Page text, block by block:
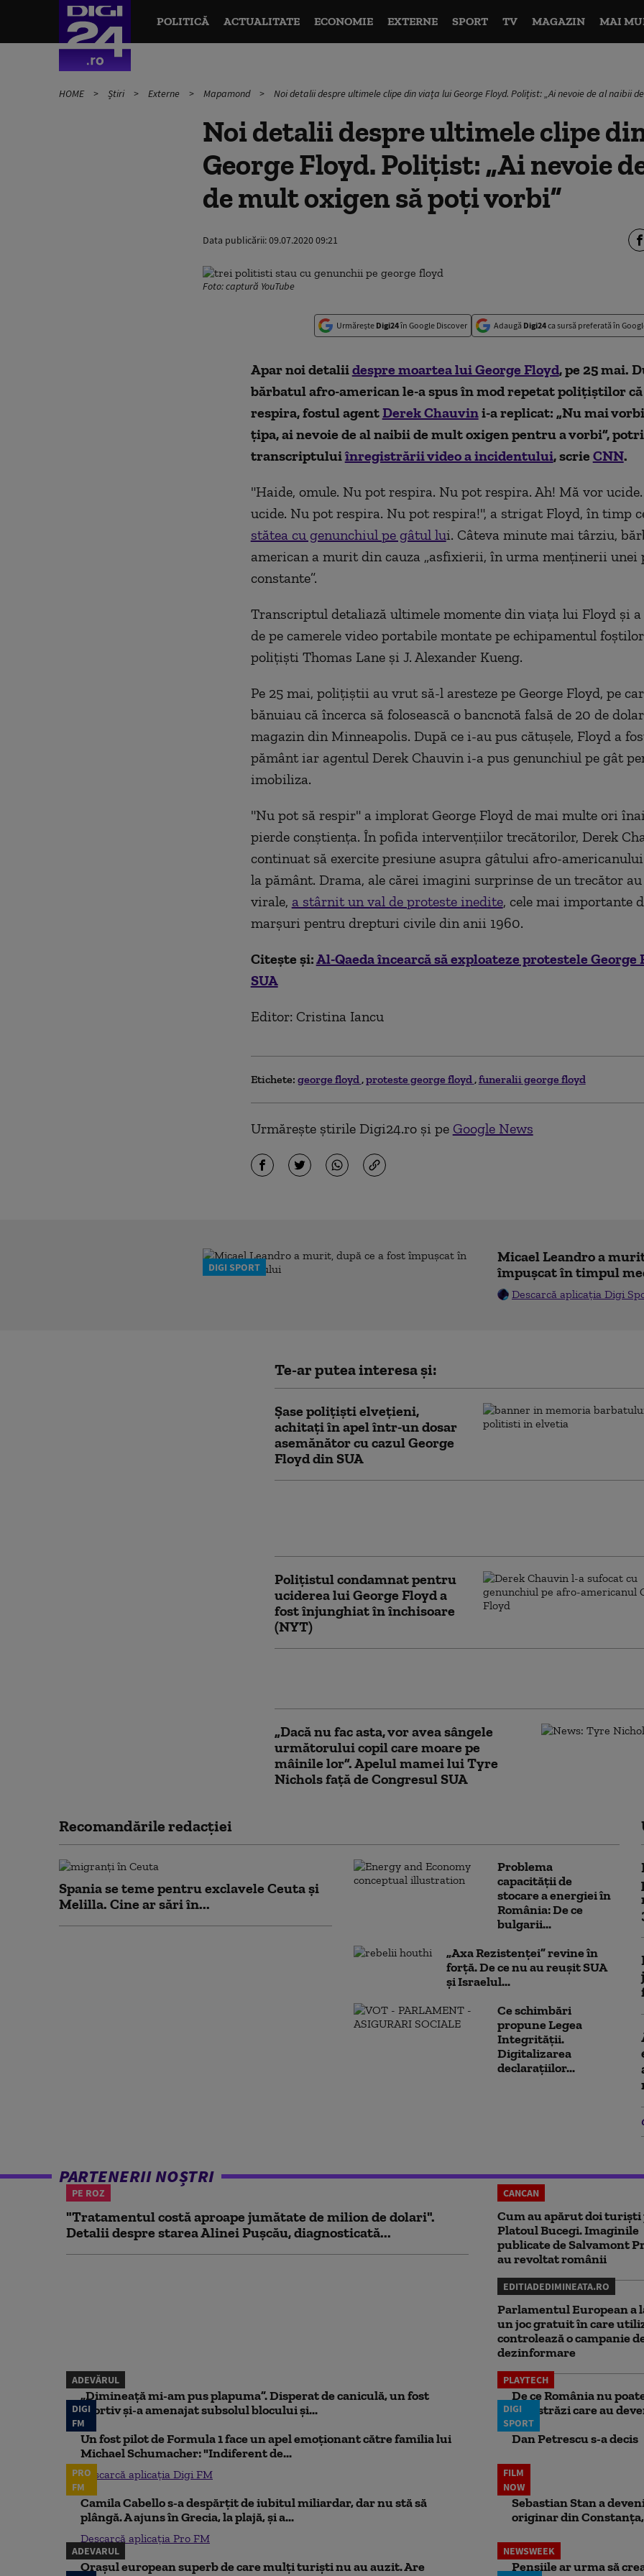
POLITICĂ ACTUALITATE ECONOMIE EXTERNE SPORT TV MAGAZIN MAI
HOME Știri Externe Mapamond Noi detalii despre ultimele clipe din viața lui George Floyd. Polițist: „Ai nevoie de al naibii
Noi detalii despre ultimele clipe
George Floyd. Polițist: „Ai nevoie
de mult oxigen să poți vorbi”
Data publicării:09.07.2020 09:21
Foto: captură YouTube
Urmărește Digi24în Google Discover Adaugă Digi24ca sursă preferată în
Apar noi detaliidespre moartea lui George Floyd, pe 25 mai.
bărbatul afro-american le-a spus în mod repetat polițiștilor
respira, fostul agentDerek Chauvini-a replicat: „Nu mai
țipa, ai nevoie de al naibii de mult oxigen pentru a vorbi”,
transcriptuluiînregistrării video a incidentului, scrie CNN.
"Haide, omule. Nu pot respira. Nu pot respira. Ah! Mă vor
ucide. Nu pot respira. Nu pot respira!", a strigat Floyd, în timp
stătea cu genunchiul pe gâtul lui. Câteva minute mai târziu,
american a murit din cauza „asfixierii, în urma menținerii unei
constante”.
Transcriptul detaliază ultimele momente din viața lui Floyd și
de pe camerele video portabile montate pe echipamentul foștilor
polițiști Thomas Lane și J. Alexander Kueng.
Pe 25 mai, poliţiştii au vrut să-l aresteze pe George Floyd, pe
bănuiau că încerca să folosească o bancnotă falsă de 20 de
magazin din Minneapolis. După ce i-au pus cătuşele, Floyd a
pământ iar agentul Derek Chauvin i-a pus genunchiul pe gât
imobiliza.
"Nu pot să respir" a implorat George Floyd de mai multe ori
pierde conştienţa. În pofida intervenţiilor trecătorilor, Derek
continuat să exercite presiune asupra gâtului afro-
la pământ. Drama, ale cărei imagini surprinse de un trecător
virale, a stârnit un val de proteste inedite, cele mai importante
marşuri pentru drepturi civile din anii 1960.
Citește și:Al-Qaeda încearcă să exploateze protestele George
SUA
Editor: Cristina Iancu
Etichete: george floyd proteste george floyd funeralii george floyd
Urmărește știrile Digi24.ro și pe Google News
DIGI SPORT
Micael Leandro a
împușcat în timpul
Descarcă aplicația Digi
Te-ar putea interesa și:
Şase poliţişti elvețieni,
achitaţi în apel într-un dosar
asemănător cu cazul George
Floyd din SUA
Poliţistul condamnat pentru
uciderea lui George Floyd a
fost înjunghiat în închisoare
(NYT)
„Dacă nu fac asta, vor avea sângele
următorului copil care moare pe
mâinile lor”. Apelul mamei lui Tyre
Nichols față de Congresul SUA
Recomandările redacţiei
Spania se teme pentru exclavele Ceuta și
Melilla. Cine ar sări în...
Problema
capacității de
stocare a energiei în
România: De ce
bulgarii...
„Axa Rezistenței” revine în
forță. De ce nu au reușit SUA
și Israelul...
Ce schimbări
propune Legea
Integrității.
Digitalizarea
declarațiilor...
PARTENERII NOȘTRI
PE ROZ
"Tratamentul costă aproape jumătate de milion de dolari".
Detalii despre starea Alinei Pușcău, diagnosticată...
CANCAN
Cum au apărut doi turiști
Platoul Bucegi. Imaginile
publicate de Salvamont
au revoltat românii
EDITIADEDIMINEATA.RO
Parlamentul European a
un joc gratuit în care
controlează o campanie
dezinformare
ADEVĂRUL
„Dimineață mi-am pus plapuma”. Disperat de caniculă, un fost
sportiv și-a amenajat subsolul blocului și...
PLAYTECH
De ce România nu
autostrăzi care au
DIGI
FM
Un fost pilot de Formula 1 face un apel emoționant către familia lui
Michael Schumacher: "Indiferent de...
Descarcă aplicația Digi FM
DIGI
SPORT
Dan Petrescu s-a decis
PRO
FM
Camila Cabello s-a despărțit de iubitul miliardar, dar nu stă să
plângă. A ajuns în Grecia, la plajă, și a...
Descarcă aplicația Pro FM
FILM
NOW
Sebastian Stan a
originar din
ADEVARUL
Orașul european superb de care mulți turiști nu au auzit. Are
NEWSWEEK
Pensiile ar urma să